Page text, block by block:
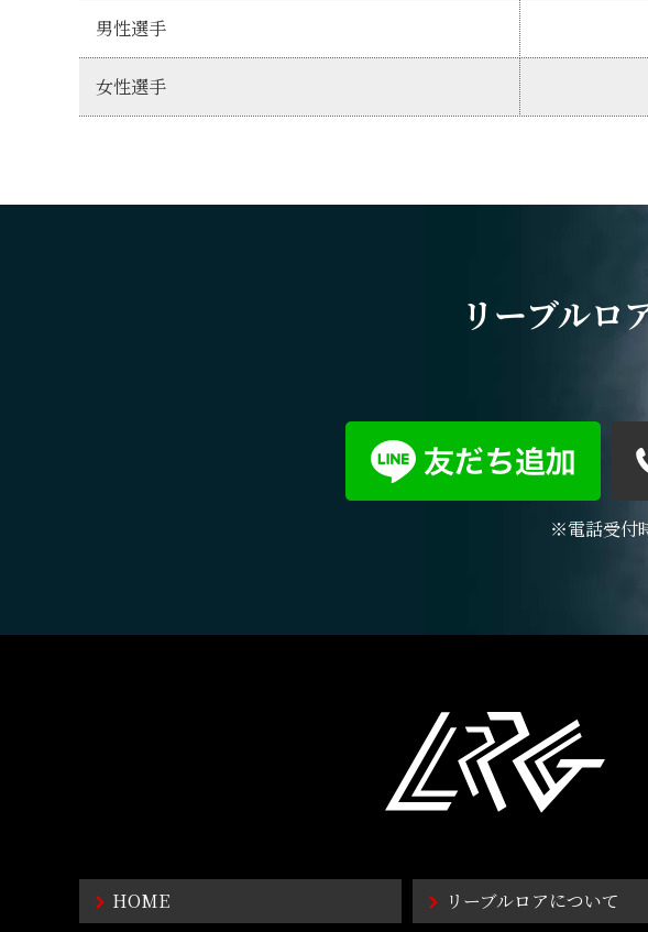
男性選手
女性選手
リーブルロ
※電話受付
HOME リーブルロアについて